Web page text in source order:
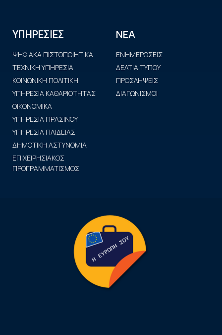
ΥΠΗΡΕΣΙΕΣ
ΨΗΦΙΑΚΑ ΠΙΣΤΟΠΟΙΗΤΙΚΑ
ΤΕΧΝΙΚΗ ΥΠΗΡΕΣΙΑ
ΚΟΙΝΩΝΙΚΗ ΠΟΛΙΤΙΚΗ
ΥΠΗΡΕΣΙΑ ΚΑΘΑΡΙΟΤΗΤΑΣ
ΟΙΚΟΝΟΜΙΚΑ
ΥΠΗΡΕΣΙΑ ΠΡΑΣΙΝΟΥ
ΥΠΗΡΕΣΙΑ ΠΑΙΔΕΙΑΣ
ΔΗΜΟΤΙΚΗ ΑΣΤΥΝΟΜΙΑ
ΕΠΙΧΕΙΡΗΣΙΑΚΟΣ
ΠΡΟΓΡΑΜΜΑΤΙΣΜΟΣ
ΝΕΑ
ΕΝΗΜΕΡΩΣΕΙΣ
ΔΕΛΤΙΑ ΤΥΠΟΥ
ΠΡΟΣΛΗΨΕΙΣ
ΔΙΑΓΩΝΙΣΜΟΙ